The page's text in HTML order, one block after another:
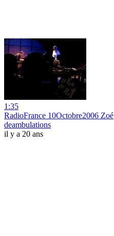
1:35
RadioFrance 10Octobre2006 Zoé
deambulations
il y a 20 ans